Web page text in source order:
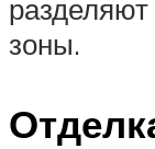
зоны.